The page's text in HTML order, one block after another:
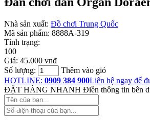
Nhà sản xuất: Đồ chơi Trung Quốc
Mã sản phẩm: 8888A-319
Tình trạng:
100
Giá: 45.000 vnđ
Số lượng:
Thêm vào giỏ
HOTLINE: 0909 384 900Liên hệ ngay để
ĐẶT HÀNG NHANH Điền thông tin bên